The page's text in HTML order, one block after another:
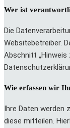
Wer ist
Die
Websitebetreiber.
Abschnitt „Hinweis
Wie erfassen wir
Ihre Daten werden
diese mitteilen.